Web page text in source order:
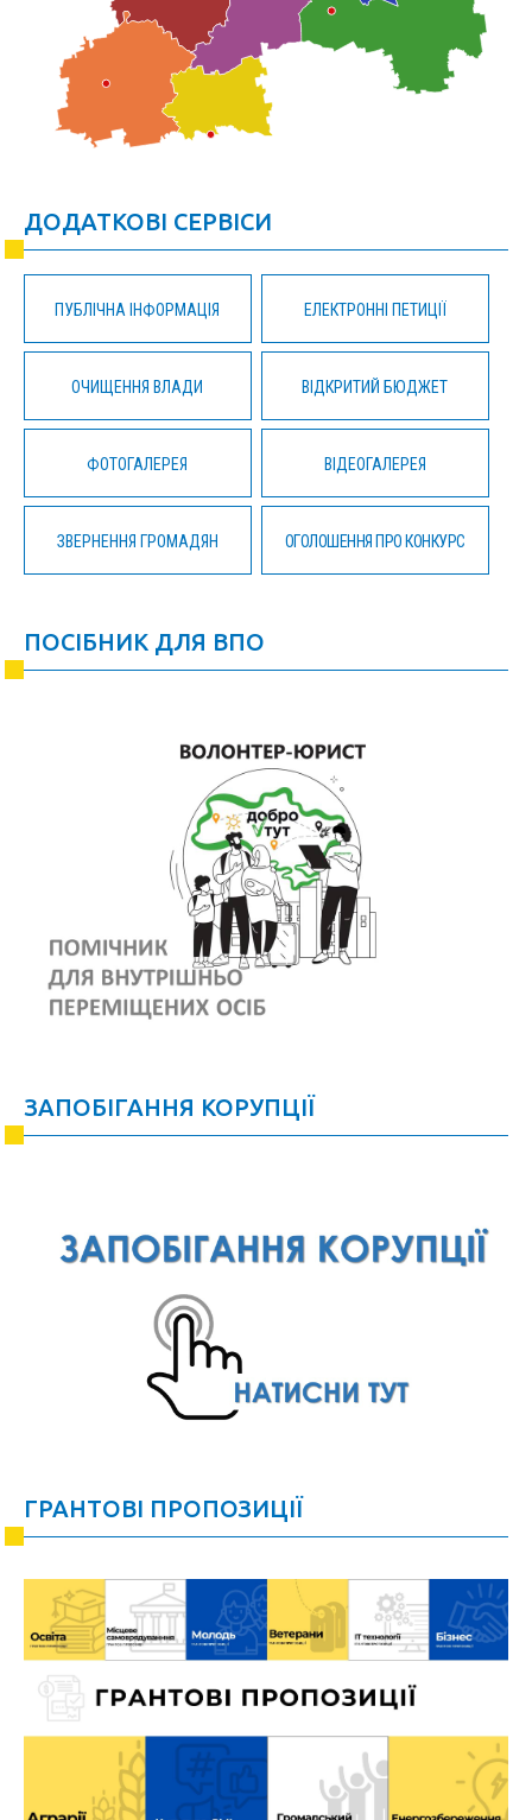
ДОДАТКОВІ СЕРВІСИ
ПУБЛІЧНА ІНФОРМАЦІЯ ЕЛЕКТРОННІ ПЕТИЦІЇ
ОЧИЩЕННЯ ВЛАДИ ВІДКРИТИЙ БЮДЖЕТ
ФОТОГАЛЕРЕЯ ВІДЕОГАЛЕРЕЯ
ЗВЕРНЕННЯ ГРОМАДЯН ОГОЛОШЕННЯ ПРО КОНКУРС
ПОСІБНИК ДЛЯ ВПО
ЗАПОБІГАННЯ КОРУПЦІЇ
ГРАНТОВІ ПРОПОЗИЦІЇ